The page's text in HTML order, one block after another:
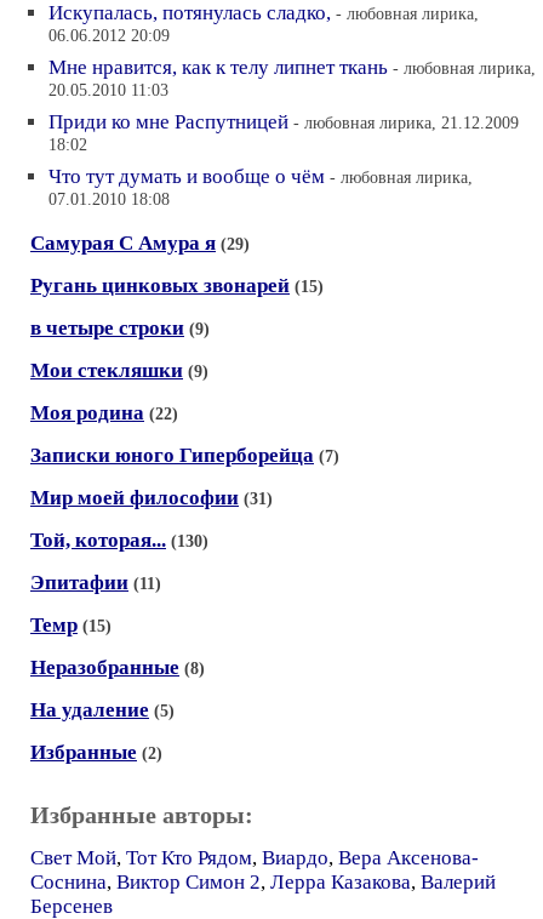
Искупалась, потянулась сладко, - любовная лирика,
06.06.2012 20:09
Мне нравится, как к телу липнет ткань - любовная лирика,
20.05.2010 11:03
Приди ко мне Распутницей - любовная лирика, 21.12.2009
18:02
Что тут думать и вообще о чём - любовная лирика,
07.01.2010 18:08
Самурая С Амура я (29)
Ругань цинковых звонарей (15)
в четыре строки (9)
Мои стекляшки (9)
Моя родина (22)
Записки юного Гиперборейца (7)
Мир моей философии (31)
Той, которая... (130)
Эпитафии (11)
Темр (15)
Неразобранные (8)
На удаление (5)
Избранные (2)
Избранные авторы:
Свет Мой, Тот Кто Рядом, Виардо, Вера Аксенова-
Соснина, Виктор Симон 2, Лерра Казакова, Валерий
Берсенев